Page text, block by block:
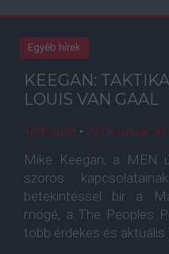
Egyéb hírek
KEEGAN:
LOUIS VAN GAAL
Tóth Judit • 2015. január.
Mike Keegan, a MEN
szoros
betekintéssel bír a
mögé, a The Peoples
több érdekes és aktuális